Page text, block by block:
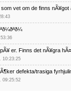
som vet om de finns
er. Finns det nÃ¥gra
10:23:25
defekta/trasiga
09:25:52